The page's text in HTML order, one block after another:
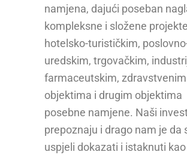
namjena, dajući poseban
kompleksne i složene
hotelsko-turističkim,
uredskim, trgovačkim,
farmaceutskim, zdravstvenim
objektima i drugim objektima
posebne namjene. Naši
prepoznaju i drago nam je da
uspjeli dokazati i istaknuti kao